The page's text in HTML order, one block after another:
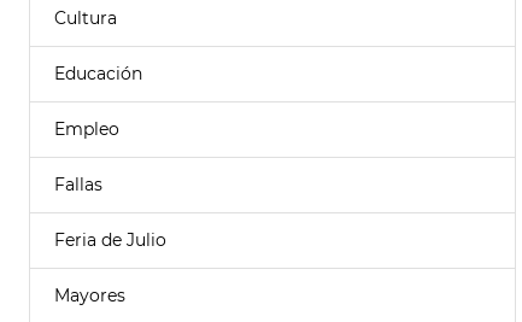
Cultura
Educación
Empleo
Fallas
Feria de Julio
Mayores